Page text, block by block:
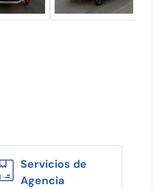
Servicios de
Agencia